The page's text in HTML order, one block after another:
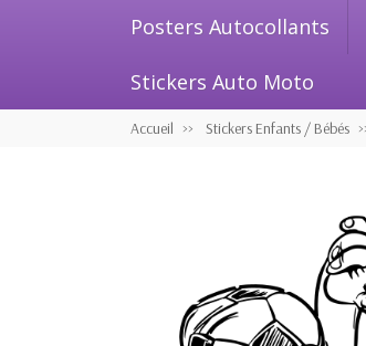
Posters Autocollants
Stickers Auto Moto
Accueil Stickers Enfants / Bébés